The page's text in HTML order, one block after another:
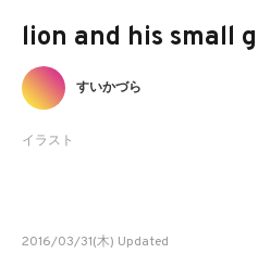
lion and his small
イラスト
すいかづら
2016/03/31(木) Updated